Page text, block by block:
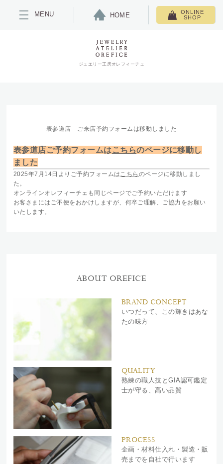
MENU HOME
ONLINE
SHOP
ジュエリー工房オレフィーチェ
表参道店 ご来店予約フォームは移動しました
表参道店ご予約フォームは こちらのページに移動し
ました
2025年7月14日よりご予約フォームは こちら のページに移動しまし
た。
オンラインオレフィーチェも同じページでご予約いただけます
お客さまにはご不便をおかけしますが、何卒ご理解、ご協力をお願い
いたします。
ABOUT OREFICE
BRAND CONCEPT
いつだって、この輝きはあな
たの味方
QUALITY
熟練の職人技とGIA認可鑑定
士が守る、高い品質
PROCESS
企画・材料仕入れ・製造・販
売までを自社で行います